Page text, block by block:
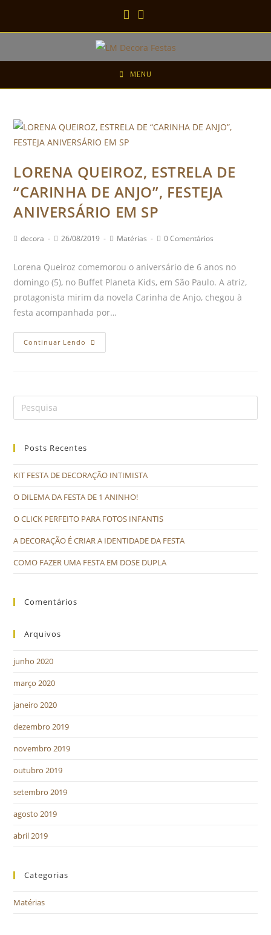
MENU
LORENA QUEIROZ, ESTRELA DE
“CARINHA DE ANJO”, FESTEJA
ANIVERSÁRIO EM SP
decora 26/08/2019 Matérias 0 Comentários
Lorena Queiroz comemorou o aniversário de 6 anos no
domingo (5), no Buffet Planeta Kids, em São Paulo. A atriz,
protagonista mirim da novela Carinha de Anjo, chegou à
festa acompanhada por…
Continuar Lendo
Posts Recentes
KIT FESTA DE DECORAÇÃO INTIMISTA
O DILEMA DA FESTA DE 1 ANINHO!
O CLICK PERFEITO PARA FOTOS INFANTIS
A DECORAÇÃO É CRIAR A IDENTIDADE DA FESTA
COMO FAZER UMA FESTA EM DOSE DUPLA
Comentários
Arquivos
junho 2020
março 2020
janeiro 2020
dezembro 2019
novembro 2019
outubro 2019
setembro 2019
agosto 2019
abril 2019
Categorias
Matérias